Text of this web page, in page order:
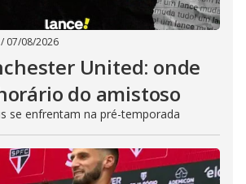
/ 07/08/2026
United: onde
do amistoso
se enfrentam na pré-temporada